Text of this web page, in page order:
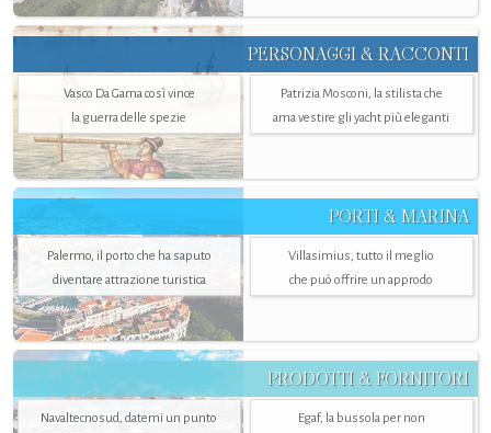
PERSONAGGI & RACCONTI
Vasco Da Gama così vince
la guerra delle spezie
Patrizia Mosconi, la stilista che
ama vestire gli yacht più eleganti
PORTI & MARINA
Palermo, il porto che ha saputo
diventare attrazione turistica
Villasimius, tutto il meglio
che può offrire un approdo
PRODOTTI & FORNITORI
Navaltecnosud, datemi un punto
Egaf, la bussola per non